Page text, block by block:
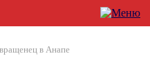
в Анапе